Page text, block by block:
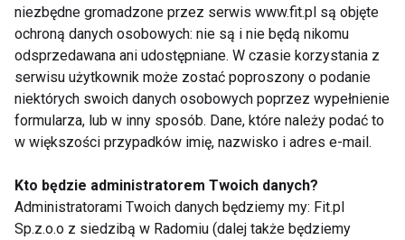
"Kluczem jest stopniowy powrót do
zbilansowanej diety bogatej w warzywa i
owoce," podkreśla dietetyczka. "
Błonnik
zawarty w roślinach naturalnie reguluje
pracę jelit, bez wywoływania efektów
przeczyszczających."
niezbędne gromadzone przez serwis www.fit.pl są objęte
ochroną danych osobowych: nie są i nie będą nikomu
odsprzedawana ani udostępniane. W czasie korzystania z
serwisu użytkownik może zostać poproszony o podanie
niektórych swoich danych osobowych poprzez wypełnienie
formularza, lub w inny sposób. Dane, które należy podać to
w większości przypadków imię, nazwisko i adres e-mail.
Kto będzie administratorem Twoich danych?
Administratorami Twoich danych będziemy my: Fit.pl
Sp.z.o.o z siedzibą w Radomiu (dalej także będziemy